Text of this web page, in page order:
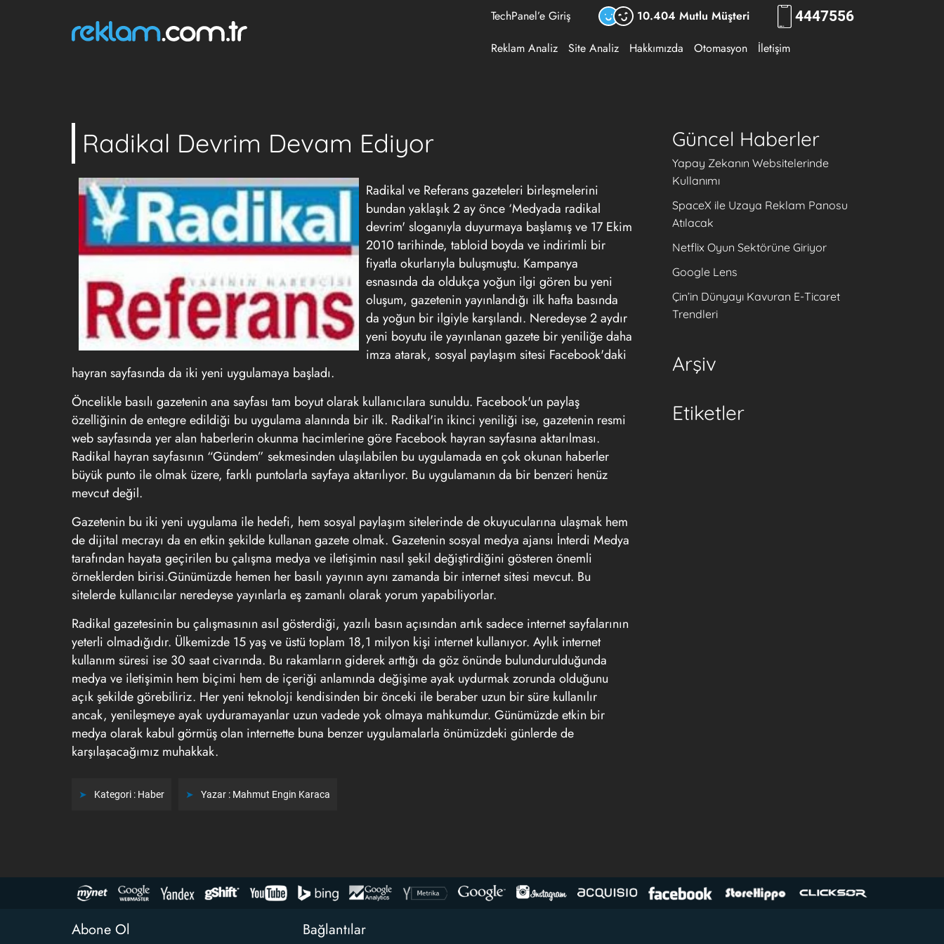
TechPanel’e Giriş 10.404 Mutlu Müşteri 4447556
Reklam Analiz Site Analiz Hakkımızda Otomasyon İletişim
Radikal Devrim Devam Ediyor
Radikal ve Referans gazeteleri birleşmelerini
bundan yaklaşık 2 ay önce ‘Medyada radikal
devrim' sloganıyla duyurmaya başlamış ve 17 Ekim
2010 tarihinde, tabloid boyda ve indirimli bir
fiyatla okurlarıyla buluşmuştu. Kampanya
esnasında da oldukça yoğun ilgi gören bu yeni
oluşum, gazetenin yayınlandığı ilk hafta basında
da yoğun bir ilgiyle karşılandı. Neredeyse 2 aydır
yeni boyutu ile yayınlanan gazete bir yeniliğe daha
imza atarak, sosyal paylaşım sitesi Facebook'daki
hayran sayfasında da iki yeni uygulamaya başladı.
Öncelikle basılı gazetenin ana sayfası tam boyut olarak kullanıcılara sunuldu. Facebook'un paylaş
özelliğinin de entegre edildiği bu uygulama alanında bir ilk. Radikal'in ikinci yeniliği ise, gazetenin resmi
web sayfasında yer alan haberlerin okunma hacimlerine göre Facebook hayran sayfasına aktarılması.
Radikal hayran sayfasının “Gündem” sekmesinden ulaşılabilen bu uygulamada en çok okunan haberler
büyük punto ile olmak üzere, farklı puntolarla sayfaya aktarılıyor. Bu uygulamanın da bir benzeri henüz
mevcut değil.
Gazetenin bu iki yeni uygulama ile hedefi, hem sosyal paylaşım sitelerinde de okuyucularına ulaşmak hem
de dijital mecrayı da en etkin şekilde kullanan gazete olmak. Gazetenin sosyal medya ajansı İnterdi Medya
tarafından hayata geçirilen bu çalışma medya ve iletişimin nasıl şekil değiştirdiğini gösteren önemli
örneklerden birisi.Günümüzde hemen her basılı yayının aynı zamanda bir internet sitesi mevcut. Bu
sitelerde kullanıcılar neredeyse yayınlarla eş zamanlı olarak yorum yapabiliyorlar.
Radikal gazetesinin bu çalışmasının asıl gösterdiği, yazılı basın açısından artık sadece internet sayfalarının
yeterli olmadığıdır. Ülkemizde 15 yaş ve üstü toplam 18,1 milyon kişi internet kullanıyor. Aylık internet
kullanım süresi ise 30 saat civarında. Bu rakamların giderek arttığı da göz önünde bulundurulduğunda
medya ve iletişimin hem biçimi hem de içeriği anlamında değişime ayak uydurmak zorunda olduğunu
açık şekilde görebiliriz. Her yeni teknoloji kendisinden bir önceki ile beraber uzun bir süre kullanılır
ancak, yenileşmeye ayak uyduramayanlar uzun vadede yok olmaya mahkumdur. Günümüzde etkin bir
medya olarak kabul görmüş olan internette buna benzer uygulamalarla önümüzdeki günlerde de
karşılaşacağımız muhakkak.
Kategori : Haber Yazar : Mahmut Engin Karaca
Güncel Haberler
Yapay Zekanın Websitelerinde
Kullanımı
SpaceX ile Uzaya Reklam Panosu
Atılacak
Netflix Oyun Sektörüne Giriyor
Google Lens
Çin’in Dünyayı Kavuran E-Ticaret
Trendleri
Arşiv
Etiketler
Abone Ol Bağlantılar